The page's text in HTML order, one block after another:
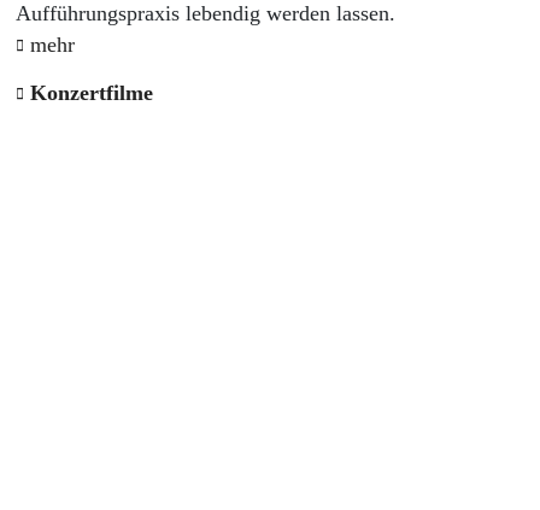
Aufführungspraxis lebendig werden lassen.
mehr
Konzertfilme